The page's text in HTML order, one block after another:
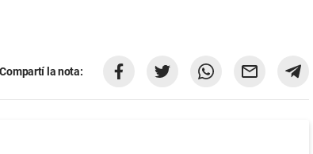
Compartí la nota: